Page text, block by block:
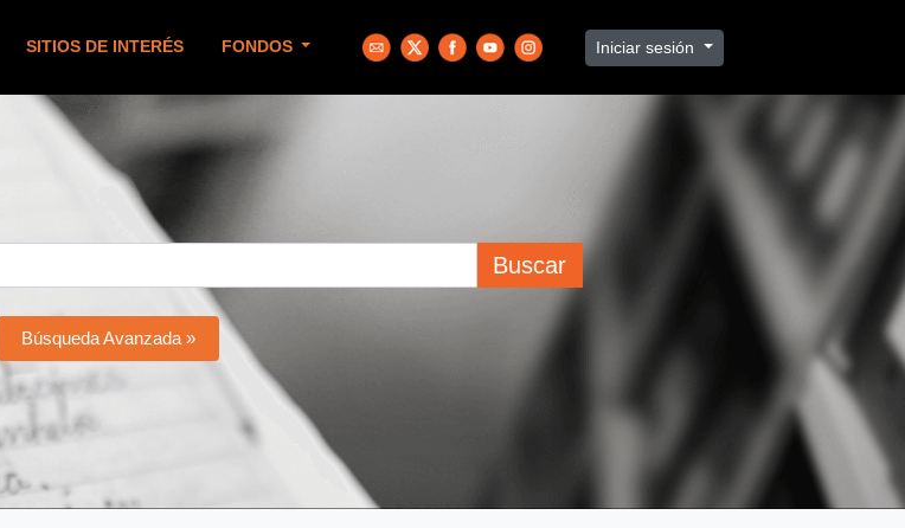
SITIOS DE INTERÉS FONDOS Iniciar sesión
Buscar
Búsqueda Avanzada »